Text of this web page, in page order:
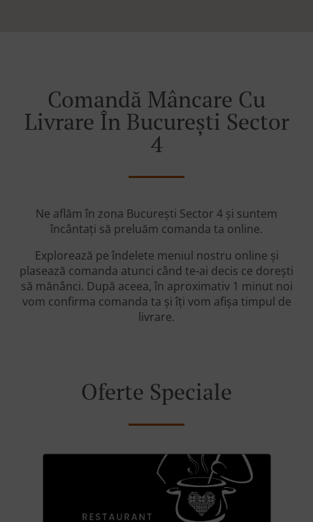
Comandă Mâncare Cu
Livrare În București Sector
4
Ne aflăm în zona București Sector 4 și suntem
încântați să preluăm comanda ta online.
Explorează pe îndelete meniul nostru online și
plasează comanda atunci când te-ai decis ce dorești
să mănânci. După aceea, în aproximativ 1 minut noi
vom confirma comanda ta și îți vom afișa timpul de
livrare.
Oferte Speciale